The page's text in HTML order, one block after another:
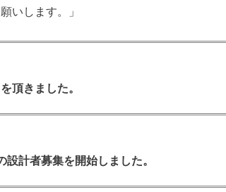
いします。」
頂きました。
設計者募集を開始しました。